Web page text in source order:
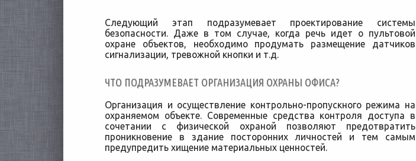
Следующий этап подразумевает проектирование системы
безопасности. Даже в том случае, когда речь идет о пультовой
охране объектов, необходимо продумать размещение датчиков
сигнализации, тревожной кнопки и т.д.
ЧТО ПОДРАЗУМЕВАЕТ ОРГАНИЗАЦИЯ ОХРАНЫ ОФИСА?
Организация и осуществление контрольно-пропускного режима на
охраняемом объекте. Современные средства контроля доступа в
сочетании с физической охраной позволяют предотвратить
проникновение в здание посторонних личностей и тем самым
предупредить хищение материальных ценностей.